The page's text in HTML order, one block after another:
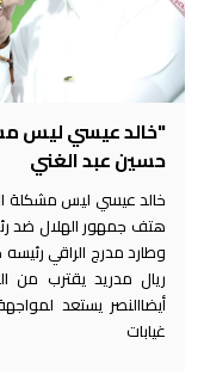
"خالد عيسي ليس
حسين عبد الغني
خالد عيسي ليس مشكلة
هتف جمهور الهلال ضد
وطارد مدرج الراقي
ريال مدريد يقترب من
أيضاالنصر يستعد
غيابات